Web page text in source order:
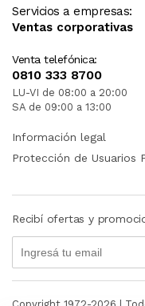
Servicios a empresas:
Ventas corporativas
Venta telefónica:
0810 333 8700
LU-VI de 08:00 a 20:00
SA de 09:00 a 13:00
Información legal
Protección de Usuarios
Recibí ofertas y